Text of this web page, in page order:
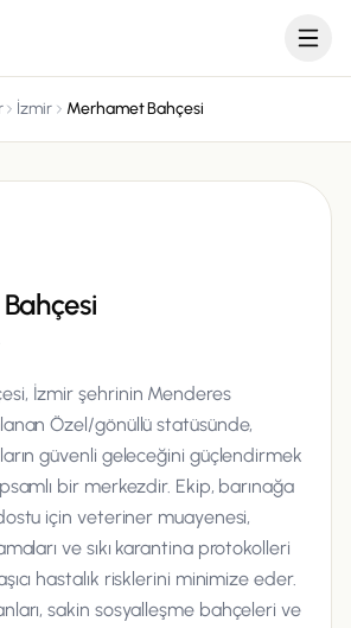
İzmir Merhamet Bahçesi
İzmir şehrinin Menderes
Özel/gönüllü statüsünde,
güvenli geleceğini güçlendirmek
bir merkezdir. Ekip, barınağa
için veteriner muayenesi,
ve sıkı karantina protokolleri
hastalık risklerini minimize eder.
sakin sosyalleşme bahçeleri ve